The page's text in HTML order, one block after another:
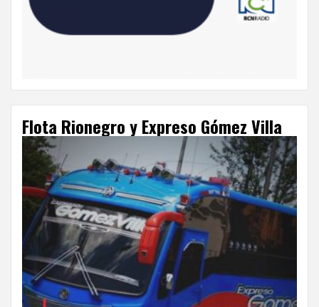
Flota Rionegro y Expreso Gómez Villa